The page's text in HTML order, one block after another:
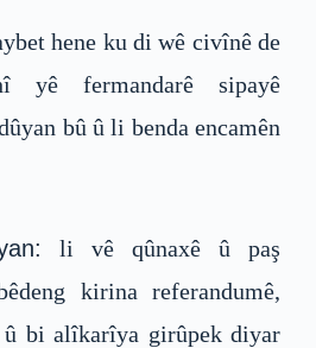
hene ku di wê civînê de
yê fermandarê sipayê
bû û li benda encamên
li vê qûnaxê û paş
kirina referandumê,
û bi alîkarîya girûpek diyar